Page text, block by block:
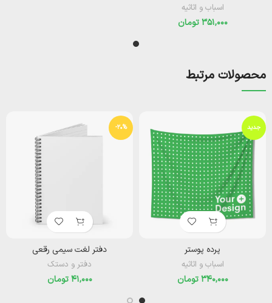
اسباب و اثاثیه
تومان
محصولات مرتبط
جدید
پرده پوستر
اسباب و اثاثیه
تومان
-20%
دفتر لغت سیمی رقعی
دفتر و دستک
تومان